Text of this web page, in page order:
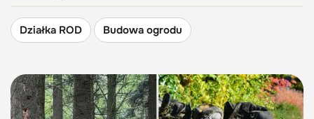
Działka ROD Budowa ogrodu